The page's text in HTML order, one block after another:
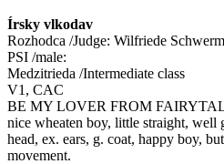
Írsky vlkodav
Rozhodca /Judge: Wilfriede
PSI /male:
Medzitrieda /Intermediate class
V1, CAC
BE MY LOVER FROM
nice wheaten boy, little straight, well
head, ex. ears, g. coat, happy boy,
movement.